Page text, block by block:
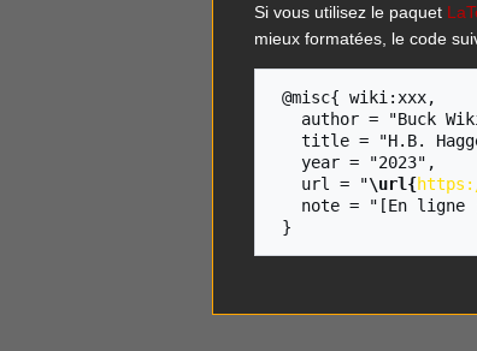
Si vous utilisez le paquet
mieux formatées, le code
   url = "
\url{